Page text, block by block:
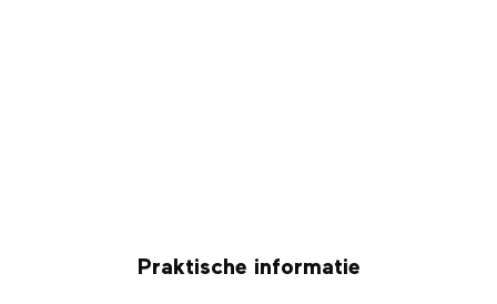
Praktische informatie